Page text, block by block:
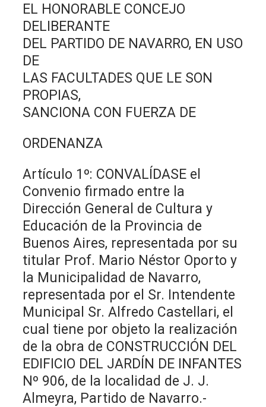
EL HONORABLE CONCEJO
DELIBERANTE
DEL PARTIDO DE NAVARRO, EN USO
DE
LAS FACULTADES QUE LE SON
PROPIAS,
SANCIONA CON FUERZA DE
ORDENANZA
Artículo 1º: CONVALÍDASE el
Convenio firmado entre la
Dirección General de Cultura y
Educación de la Provincia de
Buenos Aires, representada por su
titular Prof. Mario Néstor Oporto y
la Municipalidad de Navarro,
representada por el Sr. Intendente
Municipal Sr. Alfredo Castellari, el
cual tiene por objeto la realización
de la obra de CONSTRUCCIÓN DEL
EDIFICIO DEL JARDÍN DE INFANTES
Nº 906, de la localidad de J. J.
Almeyra, Partido de Navarro.-